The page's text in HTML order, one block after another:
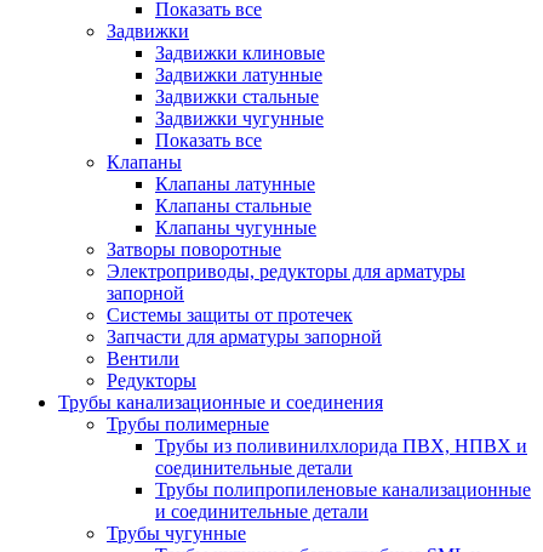
Показать все
Задвижки
Задвижки клиновые
Задвижки латунные
Задвижки стальные
Задвижки чугунные
Показать все
Клапаны
Клапаны латунные
Клапаны стальные
Клапаны чугунные
Затворы поворотные
Электроприводы, редукторы для арматуры
запорной
Системы защиты от протечек
Запчасти для арматуры запорной
Вентили
Редукторы
Трубы канализационные и соединения
Трубы полимерные
Трубы из поливинилхлорида ПВХ, НПВХ и
соединительные детали
Трубы полипропиленовые канализационные
и соединительные детали
Трубы чугунные